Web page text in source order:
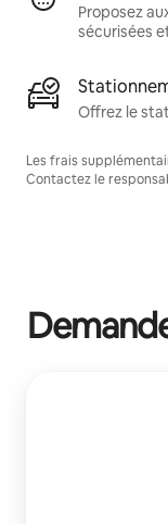
Proposez
sécurisées
Offrez le
Les frais
Contactez le